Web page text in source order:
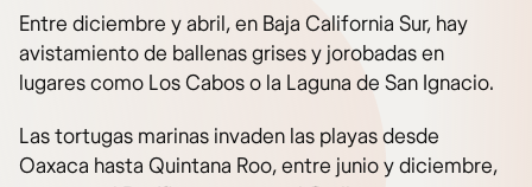
Entre diciembre y abril, en Baja California Sur, hay
avistamiento de ballenas grises y jorobadas en
lugares como Los Cabos o la Laguna de San Ignacio.
Las tortugas marinas invaden las playas desde
Oaxaca hasta Quintana Roo, entre junio y diciembre,